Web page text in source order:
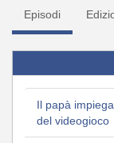
Episodi
Il papà
del videogioco